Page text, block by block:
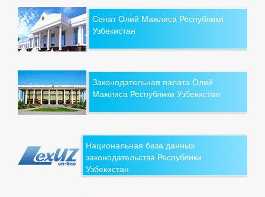
Сенат Олий Мажлиса Республики
Узбекистан
Законодательная палата Олий
Мажлиса Республики Узбекистан
Национальная база данных
законодательства Республики
Узбекистан